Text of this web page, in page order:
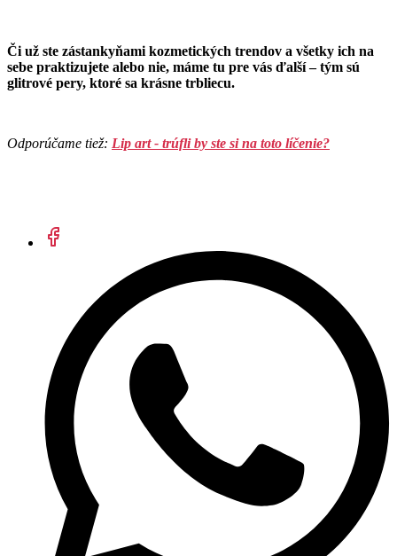
Či už ste zástankyňami kozmetických trendov a všetky ich na
sebe praktizujete alebo nie, máme tu pre vás ďalší – tým sú
glitrové pery, ktoré sa krásne trbliecu.
Odporúčame tiež: Lip art - trúfli by ste si na toto líčenie?